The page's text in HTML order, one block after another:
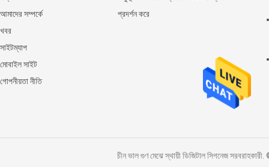
আমাদের সম্পর্কে
খবর
সাইটম্যাপ
মোবাইল সাইট
গোপনীয়তা নীতি
প্রদর্শন করে
চীন ভাল গুণ মেঝে স্থায়ী ডিজিটাল সিগনেজ